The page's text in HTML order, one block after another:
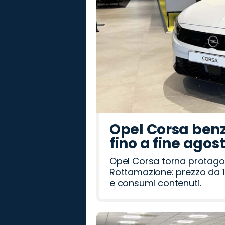
Opel Corsa
fino a fine
Opel Corsa torna
Rottamazione: prezzo da
e consumi contenuti.